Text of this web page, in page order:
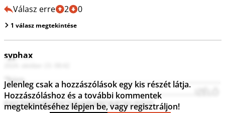
Válasz erre 2 0
1 válasz megtekintése
syphax
"biro..............................................................................
............................................................................IZÉLÓ
FAS7ANYÁDPICSÁJABAROM!"KUSS!!!
Jelenleg csak a hozzászólások egy kis részét látja.
Hozzászóláshoz és a további kommentek
megtekintéséhez lépjen be, vagy regisztráljon!